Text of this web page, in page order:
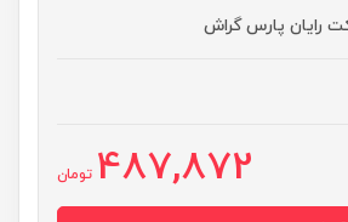
رایان پارس گراش
487,872 تومان